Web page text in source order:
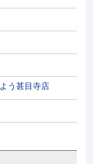
う甚目寺店